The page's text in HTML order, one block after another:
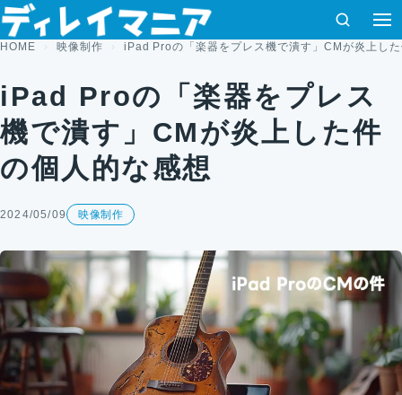
コンテンツへスキップ
検索
HOME 映像制作 iPad Proの「楽器をプレス機で潰す」CMが炎上し
iPad Proの「楽器をプレス
機で潰す」CMが炎上した件
の個人的な感想
2024/05/09 映像制作